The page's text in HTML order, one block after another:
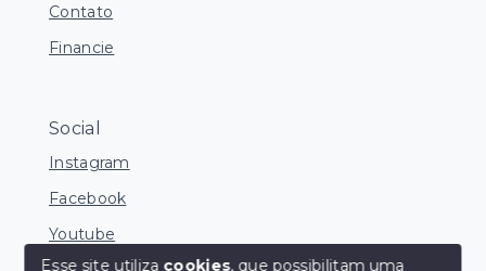
Contato
Financie
Social
Instagram
Facebook
Youtube
Esse site utiliza cookies, que possibilitam uma